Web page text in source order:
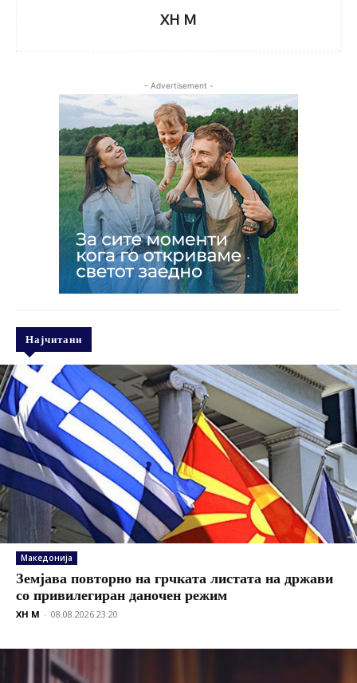
XH M
- Advertisement -
Најчитани
Македонија
Земјава повторно на грчката листата на држави
со привилегиран даночен режим
XH M - 08.08.2026 23:20